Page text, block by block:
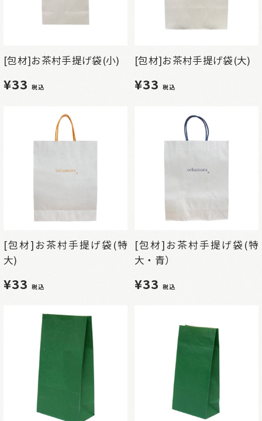
[包材]お茶村手提げ袋(小)
¥33税込
[包材]お茶村手提げ袋(大)
¥33税込
[包材]お茶村手提げ袋(特
大)
¥33税込
[包材]お茶村手提げ袋(特
大・青）
¥33税込